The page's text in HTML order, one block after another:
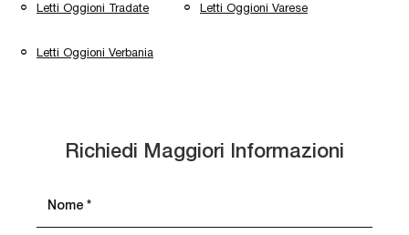
Letti Oggioni Tradate Letti Oggioni Varese
Letti Oggioni Verbania
Richiedi Maggiori Informazioni